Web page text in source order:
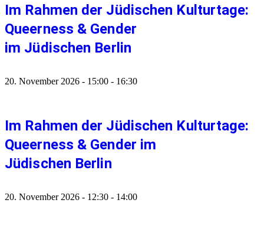
Im Rahmen der Jüdischen Kulturtage:
Queerness & Gender
im Jüdischen Berlin
20. November 2026 - 15:00 - 16:30
Im Rahmen der Jüdischen Kulturtage:
Queerness & Gender im
Jüdischen Berlin
20. November 2026 - 12:30 - 14:00